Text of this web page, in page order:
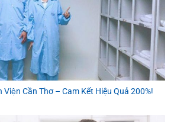
Viện Cần Thơ – Cam Kết Hiệu Quả 200%!